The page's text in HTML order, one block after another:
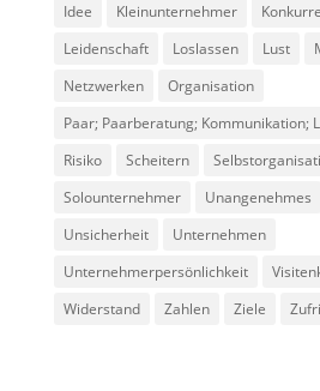
Idee
Kleinunternehmer
Leidenschaft
Loslassen Lust
Netzwerken
Organisation
Paar; Paarberatung; Kommunikation;
Risiko
Scheitern
Solounternehmer
Unangenehmes
Unsicherheit
Unternehmen
Unternehmerpersönlichkeit
Widerstand
Zahlen Ziele